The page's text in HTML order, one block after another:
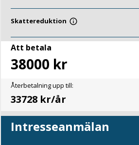
Intresseanmälan
Att betala
38000 kr
Återbetalning upp till:
33728 kr/år
Skattereduktion info_outline